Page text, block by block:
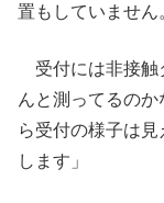
置もしていません
受付には非接触
んと測ってるの
ら受付の様子は
します」